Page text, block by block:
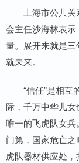
上海市公共关
会主任沙海林表示
量。展开来就是
就未来。
“信任”是相互
际，千万中华儿
唯一的飞虎队女
门第，国家危亡
虎队器材供应处